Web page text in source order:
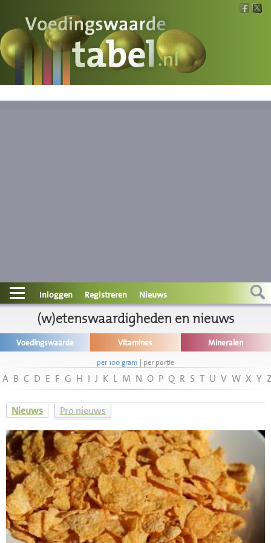
Voedingswaarde
Wat is wat?
Contact
Informatie
Disclaimer
Inloggen Registreren Nieuws
(w)etenswaardigheden en nieuws
Voedingswaarde Vitamines Mineralen
per 100 gram | per portie
A B C D E F G H I J K L M N O P Q R S T U V W X Y
Nieuws Pro nieuws